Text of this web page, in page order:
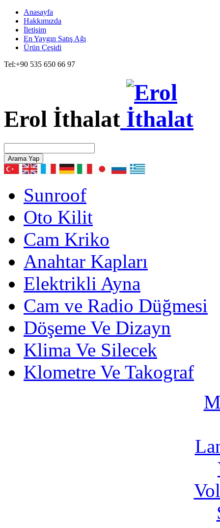
Anasayfa
Hakkımızda
İletişim
En Yaygın Satış Ağı
Ürün Çeşidi
Tel:+90 535 650 66 97
Erol İthalat
Arama Yap
Sunroof
Oto Kilit
Cam Kriko
Anahtar Kapları
Elektrikli Ayna
Cam ve Radio Düğmesi
Döşeme Ve Dizayn
Klima Ve Silecek
Klometre Ve Takograf